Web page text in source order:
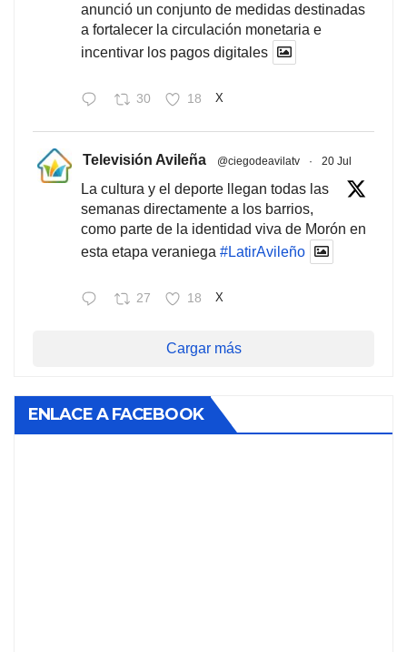
anunció un conjunto de medidas destinadas
a fortalecer la circulación monetaria e
incentivar los pagos digitales
30 18 X
Televisión Avileña @ciegodeavilatv · 20 Jul
La cultura y el deporte llegan todas las
semanas directamente a los barrios,
como parte de la identidad viva de Morón en
esta etapa veraniega #LatirAvileño
27 18 X
Cargar más
ENLACE A FACEBOOK